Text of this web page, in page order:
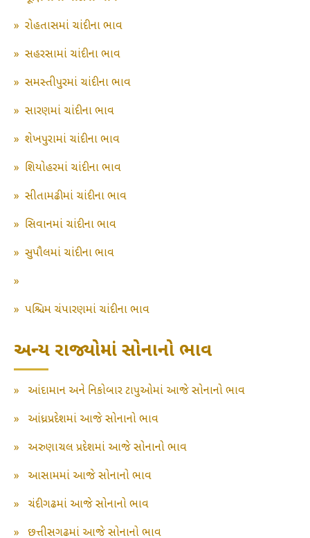
» રોહતાસમાં ચાંદીના ભાવ
» સહરસામાં ચાંદીના ભાવ
» સમસ્તીપુરમાં ચાંદીના ભાવ
» સારણમાં ચાંદીના ભાવ
» શેખપુરામાં ચાંદીના ભાવ
» શિયોહરમાં ચાંદીના ભાવ
» સીતામઢીમાં ચાંદીના ભાવ
» સિવાનમાં ચાંદીના ભાવ
» સુપૌલમાં ચાંદીના ભાવ
»
» પશ્ચિમ ચંપારણમાં ચાંદીના ભાવ
અન્ય રાજ્યોમાં સોનાનો ભાવ
»
આંદામાન અને નિકોબાર ટાપુઓમાં આજે સોનાનો ભાવ
»
આંધ્રપ્રદેશમાં આજે સોનાનો ભાવ
»
અરુણાચલ પ્રદેશમાં આજે સોનાનો ભાવ
»
આસામમાં આજે સોનાનો ભાવ
»
ચંદીગઢમાં આજે સોનાનો ભાવ
»
છત્તીસગઢમાં આજે સોનાનો ભાવ